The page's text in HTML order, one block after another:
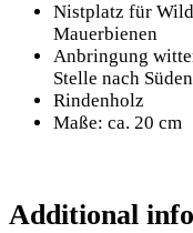
Nistplatz für
Mauerbienen
Anbringung
Stelle nach
Rindenholz
Maße: ca. 20 cm
Additional